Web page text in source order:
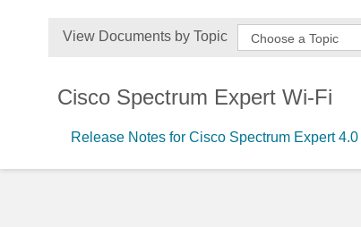
View Documents by Topic Choose a Topic
Cisco Spectrum Expert Wi-Fi
Release Notes for Cisco Spectrum Expert 4.0